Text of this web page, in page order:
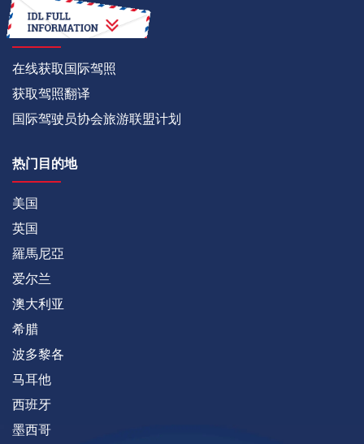
如何
在线获取国际驾照
获取驾照翻译
国际驾驶员协会旅游联盟计划
热门目的地
美国
英国
羅馬尼亞
爱尔兰
澳大利亚
希腊
波多黎各
马耳他
西班牙
墨西哥